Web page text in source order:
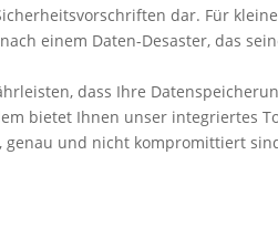
dar. Für
einem Daten-Desaster, das
dass Ihre
bietet Ihnen unser integriertes
und nicht kompromittiert